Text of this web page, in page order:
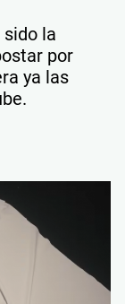
sido la
por
ya las